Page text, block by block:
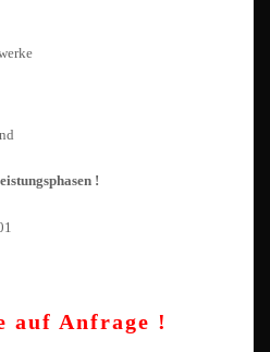
!
auf Anfrage !